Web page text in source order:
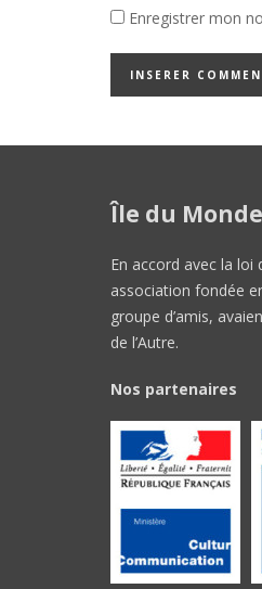
Enregistrer mon
Île du Monde
En accord avec la loi
association fondée
groupe d’amis,
de l’Autre.
Nos partenaires